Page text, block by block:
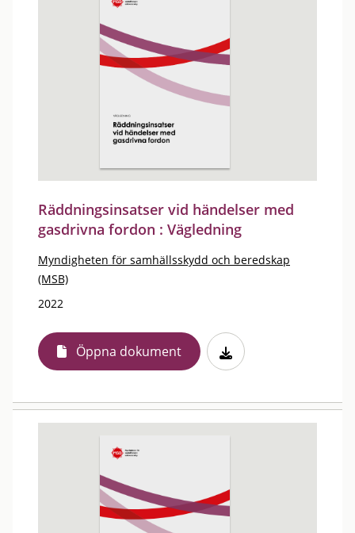
Räddningsinsatser vid händelser med
gasdrivna fordon : Vägledning
Myndigheten för samhällsskydd och beredskap
(MSB)
2022
Öppna dokument